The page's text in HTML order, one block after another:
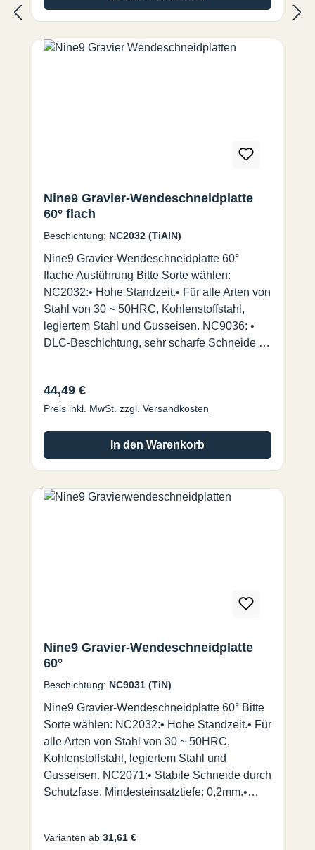
Nicht-Eisen-Metall, wie Aluminium, Messing,
Gravierwerkzeuge für den Einsatz auf Fräs-
Nine9 Gravier-Wendeschneidplatte
60° flach
Beschichtung: NC2032 (TiAlN)
Nine9 Gravier-Wendeschneidplatte 60°
flache Ausführung Bitte Sorte wählen:
NC2032:• Hohe Standzeit.• Für alle Arten von
Stahl von 30 ~ 50HRC, Kohlenstoffstahl,
legiertem Stahl und Gusseisen. NC9036: •
DLC-Beschichtung, sehr scharfe Schneide für
Kunststoff und Acryl. Nine9
Gravierwerkzeuge für den Einsatz auf Fräs-
Spindeldrehzahlen bis zu 40.000 U/min mit
hohen Vorschüben.
Regulärer Preis:
44,49 €
Preis inkl. MwSt. zzgl. Versandkosten
In den Warenkorb
Nine9 Gravier-Wendeschneidplatte
60°
Beschichtung: NC9031 (TiN)
Nine9 Gravier-Wendeschneidplatte 60° Bitte
Sorte wählen: NC2032:• Hohe Standzeit.• Für
alle Arten von Stahl von 30 ~ 50HRC,
Kohlenstoffstahl, legiertem Stahl und
Gusseisen. NC2071:• Stabile Schneide durch
Schutzfase. Mindesteinsatztiefe: 0,2mm.•
ALDURA Beschichtung, extrem
Varianten ab 31,61 €